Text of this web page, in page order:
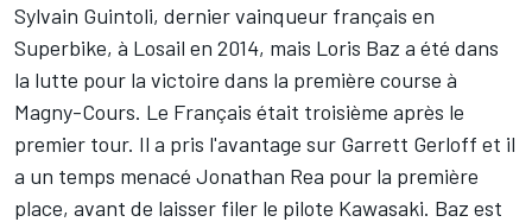
Sylvain Guintoli, dernier vainqueur français en
Superbike, à Losail en 2014, mais Loris Baz a été dans
la lutte pour la victoire dans la première course à
Magny-Cours. Le Français était troisième après le
premier tour. Il a pris l'avantage sur Garrett Gerloff et il
a un temps menacé Jonathan Rea pour la première
place, avant de laisser filer le pilote Kawasaki. Baz est